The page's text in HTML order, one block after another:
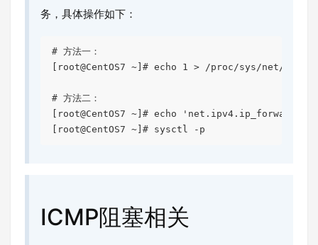
务，具体操作如下：
# 方法一：
# 方法二：
[root@CentOS7 ~]# echo 'net.ipv4.ip_forward
ICMP阻塞相关